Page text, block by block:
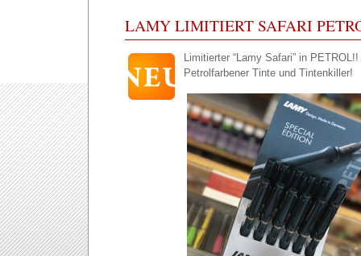
LAMY LIMITIERT SAFARI
Limitierter “Lamy Safari” in
Petrolfarbener Tinte und Tintenkiller!